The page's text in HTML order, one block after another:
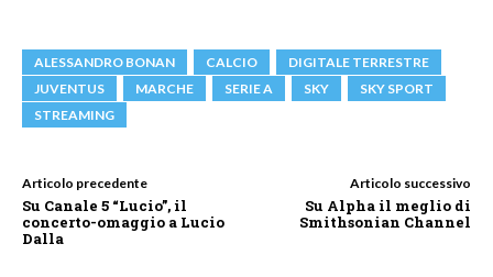
ALESSANDRO BONAN CALCIO
DIGITALE TERRESTRE
JUVENTUS
MARCHE SERIE A SKY
SKY SPORT
STREAMING
Articolo precedente
Su Canale 5 “Lucio”, il
concerto-omaggio a Lucio
Dalla
Articolo successivo
Su Alpha il meglio di
Smithsonian Channel